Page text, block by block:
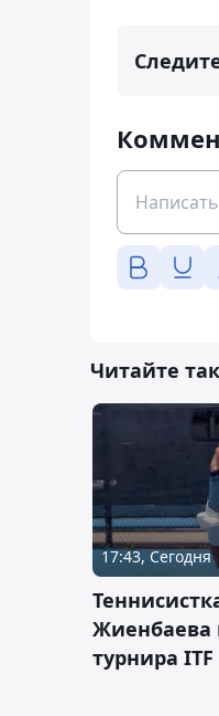
Читайте
17:43, Сегодня
турнира